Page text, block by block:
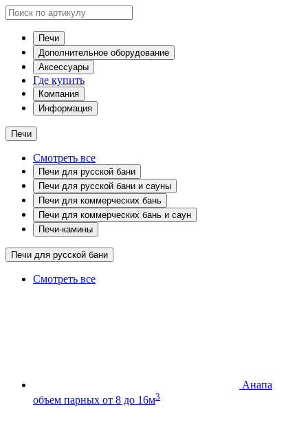
Печи
Дополнительное оборудование
Аксессуары
Где купить
Компания
Информация
Печи
Смотреть все
Печи для русской бани
Печи для русской бани и сауны
Печи для коммерческих бань
Печи для коммерческих бань и саун
Печи-камины
Печи для русской бани
Смотреть все
Анапа
объем парных от 8 до 16м3